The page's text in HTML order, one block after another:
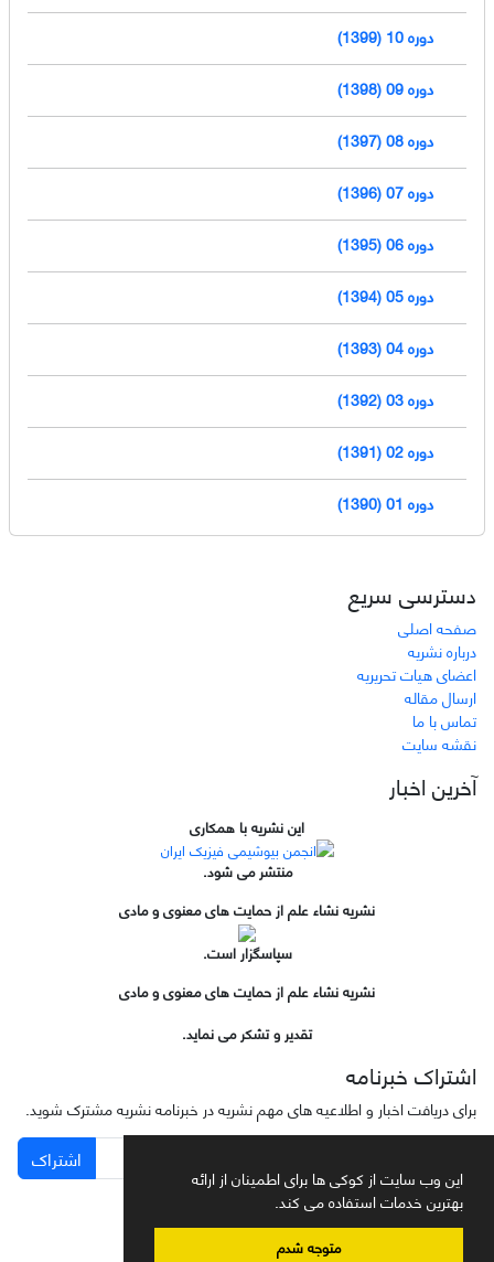
این وب سایت از کوکی ها برای اطمینان از ارائه
بهترین خدمات استفاده می کند.
متوجه شدم
دوره 10 (1399)
دوره 09 (1398)
دوره 08 (1397)
دوره 07 (1396)
دوره 06 (1395)
دوره 05 (1394)
دوره 04 (1393)
دوره 03 (1392)
دوره 02 (1391)
دوره 01 (1390)
دسترسی سریع
صفحه اصلی
درباره نشریه
اعضای هیات تحریریه
ارسال مقاله
تماس با ما
نقشه سایت
آخرین اخبار
این نشریه با همکاری
منتشر می شود.
نشریه نشاء علم از حمایت های معنوی و مادی
سپاسگزار است.
نشریه نشاء علم از حمایت های معنوی و مادی
تقدیر و تشکر می نماید.
اشتراک خبرنامه
برای دریافت اخبار و اطلاعیه های مهم نشریه در خبرنامه نشریه مشترک شوید.
اشتراک